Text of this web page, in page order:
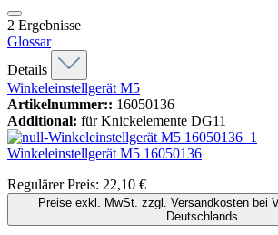
2 Ergebnisse
Glossar
Details
Winkeleinstellgerät M5
Artikelnummer:: 16050136
Additional: für Knickelemente DG11
Winkeleinstellgerät M5 16050136
Regulärer Preis: 22,10 €
Preise exkl. MwSt. zzgl. Versandkosten bei
Deutschlands.